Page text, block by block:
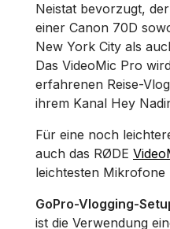
Neistat bevorzugt,
einer Canon 70D
New York City als
Das VideoMic Pro
erfahrenen Reise-
ihrem Kanal Hey
Für eine noch
auch das RØDE
leichtesten Mikrofone
GoPro-Vlogging-
ist die Verwendung